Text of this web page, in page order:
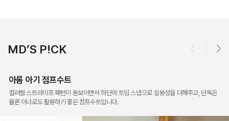
MD’S P!CK
아롬 아기 점프수트
컬러별 스트라이프 패턴이 돋보이면서 하단에 트임 스냅으로 실용성을 더해주고, 단독은
물론 이너로도 활용하기 좋은 점프수트입니다.